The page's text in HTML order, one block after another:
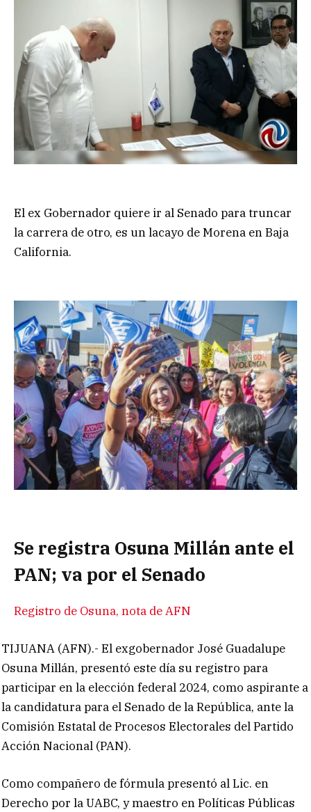
El ex Gobernador quiere ir al Senado para truncar
la carrera de otro, es un lacayo de Morena en Baja
California.
Se registra Osuna Millán ante el
PAN; va por el Senado
Registro de Osuna, nota de AFN
TIJUANA (AFN).- El exgobernador José Guadalupe
Osuna Millán, presentó este día su registro para
participar en la elección federal 2024, como aspirante a
la candidatura para el Senado de la República, ante la
Comisión Estatal de Procesos Electorales del Partido
Acción Nacional (PAN).
Como compañero de fórmula presentó al Lic. en
Derecho por la UABC, y maestro en Políticas Públicas